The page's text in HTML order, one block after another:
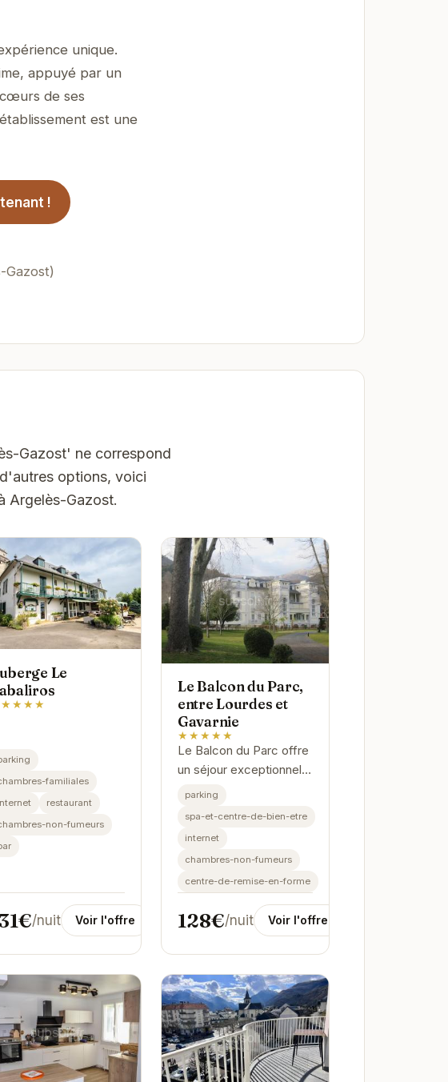
unique.
appuyé par un
de ses
est une
!
Gazost' ne correspond
options, voici
Argelès-Gazost.
Le
familiales
restaurant
non-fumeurs
/nuit Voir l'offre
Le Balcon du Parc,
entre Lourdes et
Gavarnie
★★★★★
Le Balcon du Parc offre
un séjour exceptionnel
avec son emplacement
chambres et...
parking
spa-et-centre-de-bien-etre
internet
chambres-non-fumeurs
centre-de-remise-en-forme
128€/nuit Voir l'offre